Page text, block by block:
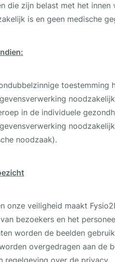
die zijn belast met het
is en geen medische
toestemming
in de individuele
noodzaak).
onze veiligheid maakt
bezoekers en het
worden de beelden
overgedragen aan de